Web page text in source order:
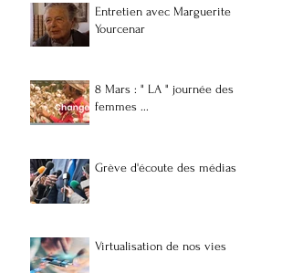
Entretien avec Marguerite
Yourcenar
8 Mars : " LA " journée des
femmes ...
Grève d'écoute des médias
Virtualisation de nos vies